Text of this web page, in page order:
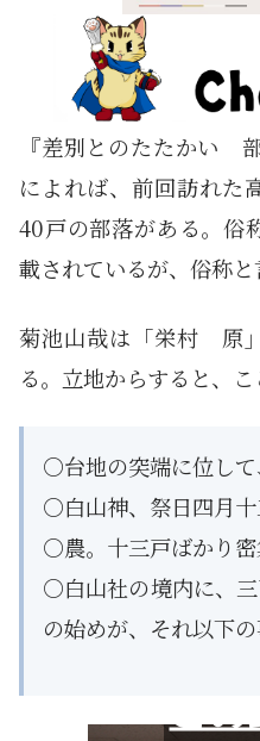
『差別とのたたかい
によれば、前回訪れた
40戸の部落がある。俗
載されているが、俗称
菊池山哉は「栄村 原
る。立地からすると、こ
○台地の突端に位して
○白山神、祭日四月十
○農。十三戸ばかり密
○白山社の境内に、
の始めが、それ以下の